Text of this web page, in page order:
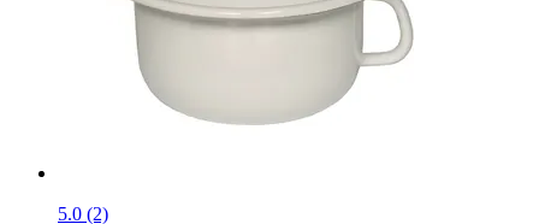
5.0 (2)